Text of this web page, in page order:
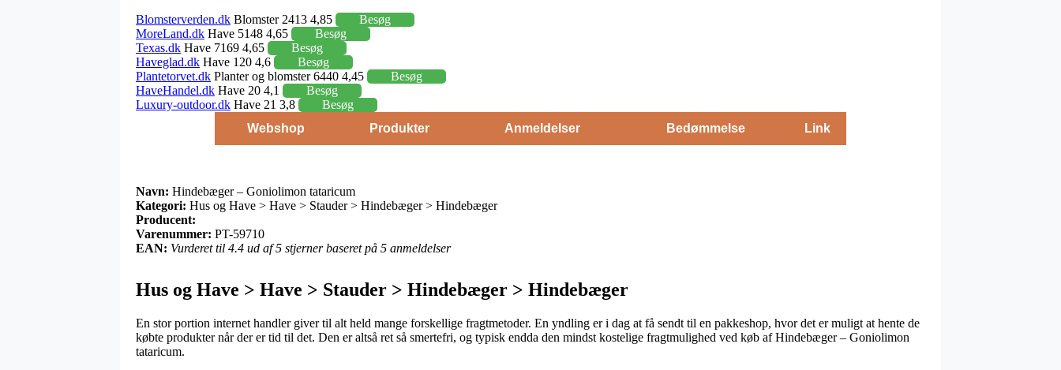
Blomsterverden.dk Blomster 2413 4,85
Besøg
MoreLand.dk Have 5148 4,65
Besøg
Texas.dk Have 7169 4,65
Besøg
Haveglad.dk Have 120 4,6
Besøg
Plantetorvet.dk Planter og blomster 6440 4,45
Besøg
HaveHandel.dk Have 20 4,1
Besøg
Luxury-outdoor.dk Have 21 3,8
Besøg
Webshop
Produkter Anmeldelser Bedømmelse Link
Navn: Hindebæger – Goniolimon tataricum
Kategori: Hus og Have > Have > Stauder > Hindebæger > Hindebæger
Producent:
Varenummer: PT-59710
EAN: Vurderet til 4.4 ud af 5 stjerner baseret på 5 anmeldelser
Hus og Have > Have > Stauder > Hindebæger > Hindebæger
En stor portion internet handler giver til alt held mange forskellige fragtmetoder. En yndling er i dag at få sendt til en pakkeshop, hvor det er muligt at hente de
købte produkter når der er tid til det. Den er altså ret så smertefri, og typisk endda den mindst kostelige fragtmulighed ved køb af Hindebæger – Goniolimon
tataricum.